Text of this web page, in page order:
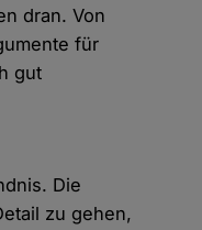
dran. Von
für
gut
Die
zu gehen,